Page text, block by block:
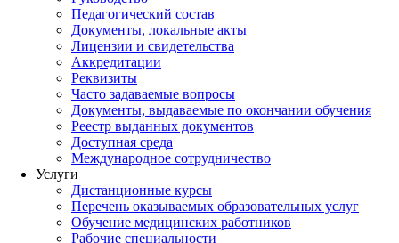
Педагогический состав
Документы, локальные акты
Лицензии и свидетельства
Аккредитации
Реквизиты
Часто задаваемые вопросы
Документы, выдаваемые по окончании обучения
Реестр выданных документов
Доступная среда
Международное сотрудничество
Услуги
Дистанционные курсы
Перечень оказываемых образовательных услуг
Обучение медицинских работников
Рабочие специальности